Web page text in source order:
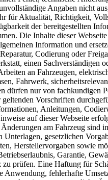
Angaben nicht
für Aktualität, Richtigkeit,
der bereitgestellten
Die Inhalte dieser
Information und
Codierung oder
einen Sachverständigen
an Fahrzeugen,
Fahrwerk,
dürfen nur von fachkundigen
Vorschriften
Anleitungen,
auf dieser Webseite
am Fahrzeug sind
Unterlagen, gesetzlichen
Herstellervorgaben sowie
Garantie,
zu prüfen. Eine Haftung für
Anwendung, fehlerhafte